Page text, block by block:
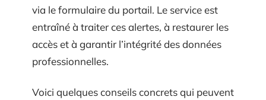
via le formulaire du portail. Le service est
entraîné à traiter ces alertes, à restaurer les
accès et à garantir l’intégrité des données
professionnelles.
Voici quelques conseils concrets qui peuvent